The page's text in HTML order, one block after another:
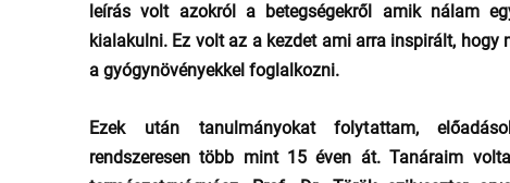
leírás volt azokról a betegségekről amik nálam
kialakulni. Ez volt az a kezdet ami arra inspirált, hogy
a gyógynövényekkel foglalkozni.
Ezek után tanulmányokat folytattam,
rendszeresen több mint 15 éven át. Tanáraim